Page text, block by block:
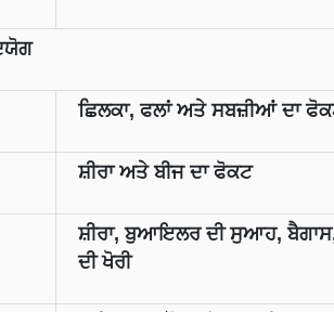
ਛਿਲਕਾ, ਫਲਾਂ ਅਤੇ ਸਬਜ਼ੀਆਂ ਦਾ
ਸ਼ੀਰਾ ਅਤੇ ਬੀਜ ਦਾ ਫੋਕਟ
ਸ਼ੀਰਾ, ਬੁਆਇਲਰ ਦੀ ਸੁਆਹ,
ਦੀ ਖੋਰੀ